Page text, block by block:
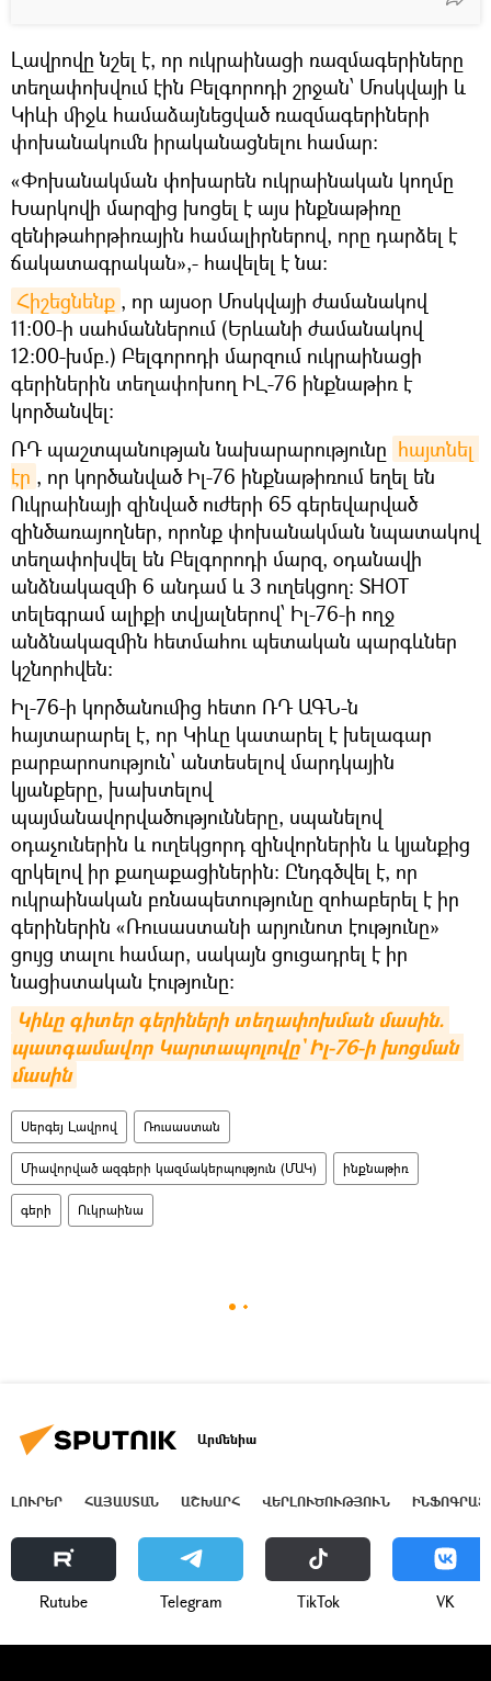
Լավրովը նշել է, որ ուկրաինացի ռազմագերիները
տեղափոխվում էին Բելգորոդի շրջան՝ Մոսկվայի և
Կիևի միջև համաձայնեցված ռազմագերիների
փոխանակումն իրականացնելու համար։
«Փոխանակման փոխարեն ուկրաինական կողմը
Խարկովի մարզից խոցել է այս ինքնաթիռը
զենիթահրթիռային համալիրներով, որը դարձել է
ճակատագրական»,- հավելել է նա։
Հիշեցնենք , որ այսօր Մոսկվայի ժամանակով
11:00-ի սահմաններում (Երևանի ժամանակով
12:00-խմբ.) Բելգորոդի մարզում ուկրաինացի
գերիներին տեղափոխող ԻԼ-76 ինքնաթիռ է
կործանվել։
ՌԴ պաշտպանության նախարարությունը հայտնել
էր , որ կործանված Իլ-76 ինքնաթիռում եղել են
Ուկրաինայի զինված ուժերի 65 գերեվարված
զինծառայողներ, որոնք փոխանակման նպատակով
տեղափոխվել են Բելգորոդի մարզ, օդանավի
անձնակազմի 6 անդամ և 3 ուղեկցող: SHOT
տելեգրամ ալիքի տվյալներով՝ Իլ-76-ի ողջ
անձնակազմին հետմահու պետական պարգևներ
կշնորհվեն։
Իլ-76-ի կործանումից հետո ՌԴ ԱԳՆ-ն
հայտարարել է, որ Կիևը կատարել է խելագար
բարբարոսություն՝ անտեսելով մարդկային
կյանքերը, խախտելով
պայմանավորվածությունները, սպանելով
օդաչուներին և ուղեկցորդ զինվորներին և կյանքից
զրկելով իր քաղաքացիներին։ Ընդգծվել է, որ
ուկրաինական բռնապետությունը զոհաբերել է իր
գերիներին «Ռուսաստանի արյունոտ էությունը»
ցույց տալու համար, սակայն ցուցադրել է իր
նացիստական էությունը։
Կիևը գիտեր գերիների տեղափոխման մասին.
պատգամավոր Կարտապոլովը` Իլ-76-ի խոցման
մասին
Սերգեյ Լավրով Ռուսաստան
Միավորված ազգերի կազմակերպություն (ՄԱԿ) ինքնաթիռ
գերի Ուկրաինա
Արմենիա
ԼՈՒՐԵՐ ՀԱՅԱՍՏԱՆ ԱՇԽԱՐՀ ՎԵՐԼՈՒԾՈՒԹՅՈՒՆ
Rutube Telegram ТikТоk VK